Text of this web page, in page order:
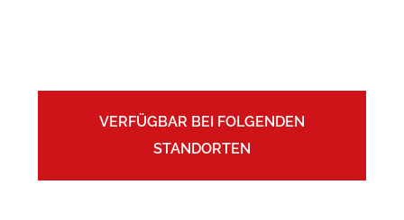
Karriere
Kundenservice
VERFÜGBAR BEI FOLGENDEN
STANDORTEN